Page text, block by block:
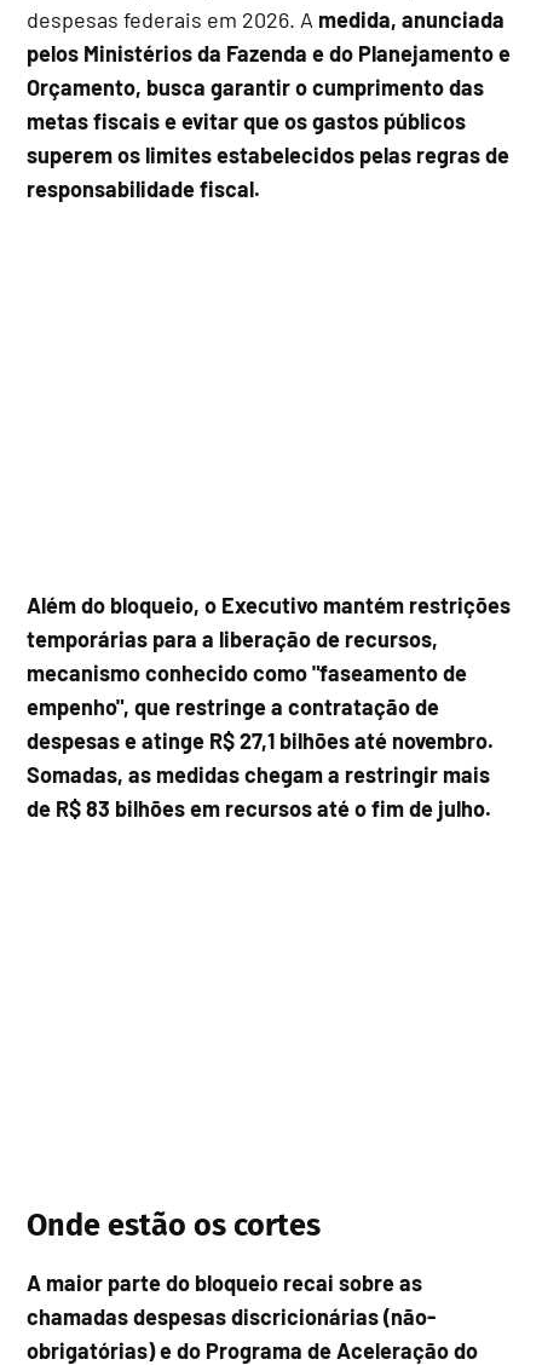
despesas federais em 2026. A medida, anunciada
pelos Ministérios da Fazenda e do Planejamento e
Orçamento, busca garantir o cumprimento das
metas fiscais e evitar que os gastos públicos
superem os limites estabelecidos pelas regras de
responsabilidade fiscal.
Além do bloqueio, o Executivo mantém restrições
temporárias para a liberação de recursos,
mecanismo conhecido como "faseamento de
empenho", que restringe a contratação de
despesas e atinge R$ 27,1 bilhões até novembro.
Somadas, as medidas chegam a restringir mais
de R$ 83 bilhões em recursos até o fim de julho.
Onde estão os cortes
A maior parte do bloqueio recai sobre as
chamadas despesas discricionárias (não-
obrigatórias) e do Programa de Aceleração do